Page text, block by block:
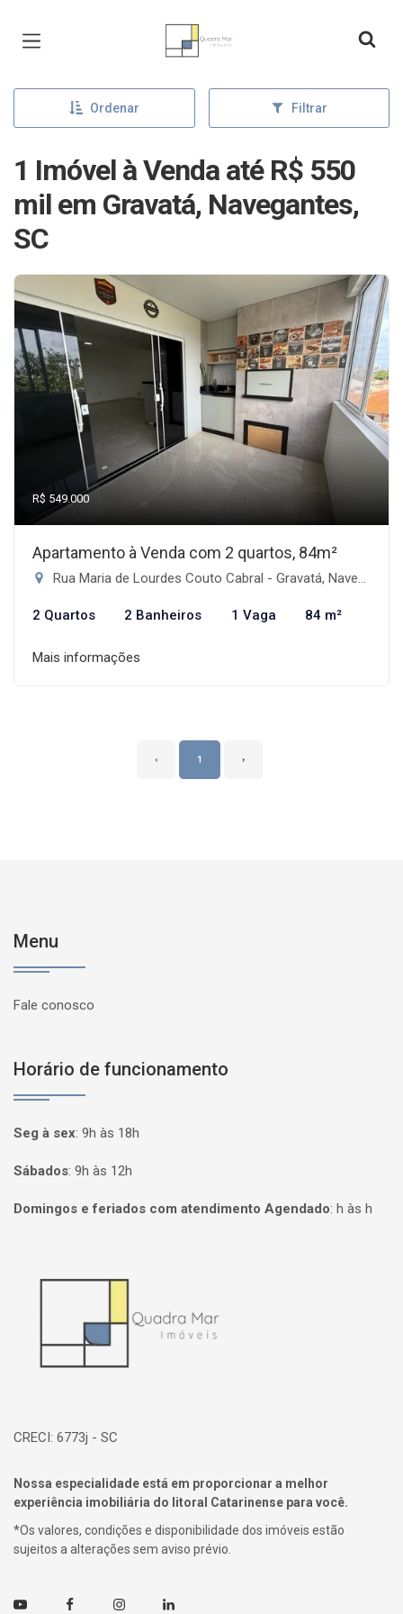
Página inicial
Ordenar Filtrar
1 Imóvel à Venda até R$ 550
mil em Gravatá, Navegantes,
SC
R$ 549.000
Apartamento à Venda com 2 quartos, 84m²
Rua Maria de Lourdes Couto Cabral - Gravatá, Navegantes-SC
2 Quartos 2 Banheiros 1 Vaga 84 m²
Mais informações
‹ 1 ›
Menu
Fale conosco
Horário de funcionamento
Seg à sex: 9h às 18h
Sábados: 9h às 12h
Domingos e feriados com atendimento Agendado: h às h
CRECI: 6773j - SC
Nossa especialidade está em proporcionar a melhor
experiência imobiliária do litoral Catarinense para você.
*Os valores, condições e disponibilidade dos imóveis estão
sujeitos a alterações sem aviso prévio.
Youtube FacebookInstagramLinkedin